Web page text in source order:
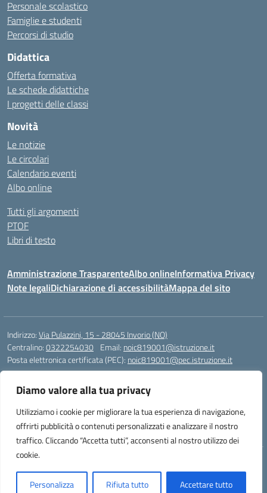
Diamo valore alla tua privacy
Utilizziamo i cookie per migliorare la tua esperienza di navigazione,
offrirti pubblicità o contenuti personalizzati e analizzare il nostro
traffico. Cliccando “Accetta tutti”, acconsenti al nostro utilizzo dei
cookie.
Personalizza Rifiuta tutto Accettare tutto
Personale scolastico
Famiglie e studenti
Percorsi di studio
Didattica
Offerta formativa
Le schede didattiche
I progetti delle classi
Novità
Le notizie
Le circolari
Calendario eventi
Albo online
Tutti gli argomenti
PTOF
Libri di testo
Amministrazione TrasparenteAlbo onlineInformativa Privacy
Note legaliDichiarazione di accessibilitàMappa del sito
Indirizzo:Via Pulazzini, 15 - 28045 Invorio (NO)
Centralino:0322254030 Email: noic819001@istruzione.it
Posta elettronica certificata (PEC): noic819001@pec.istruzione.it
Codice meccanografico:NOIC819001
Codice Indice delle Pubbliche Amministrazioni (IPA): istsc_noic819001
Codice unico di fatturazione (CUF): UFZ9M3